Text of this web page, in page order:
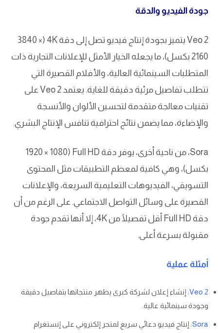
جودة الفيديو والدقة
Veo 2 يتميز بجودة إنتاج فيديو تصل إلى دقة 4K (3840 ×
2160 بكسل)، ما يجعله الخيار الأمثل للإعلانات التجارية ذات
المتطلبات السينمائية العالية، والأفلام القصيرة التي
تتطلب تفاصيل مرئية دقيقة للغاية. يعتمد Veo 2 على
تقنيات معالجة متقدمة لتحسين الألوان والأنسجة
والإضاءة، مما يضمن نتائج احترافية تنافس الإنتاج البشري.
Sora، من ناحية أخرى، يوفر دقة Full HD (1920 × 1080
بكسل)، وهي كافية لمعظم التطبيقات مثل المحتوى
التسويقي، الفيديوهات التعليمية السريعة، والإعلانات
القصيرة على وسائل التواصل الاجتماعي. على الرغم من أن
دقة Full HD أقل تفصيلًا من 4K، إلا أنها تقدم جودة
مقبولة بسرعة أعلى.
أمثلة عملية
Veo 2: إنشاء إعلان لشركة كبرى يظهر منتجاتها بتفاصيل دقيقة
وجودة سينمائية عالية.
Sora: إنتاج فيديو دعائي سريع لمتجر إلكتروني على إنستغرام